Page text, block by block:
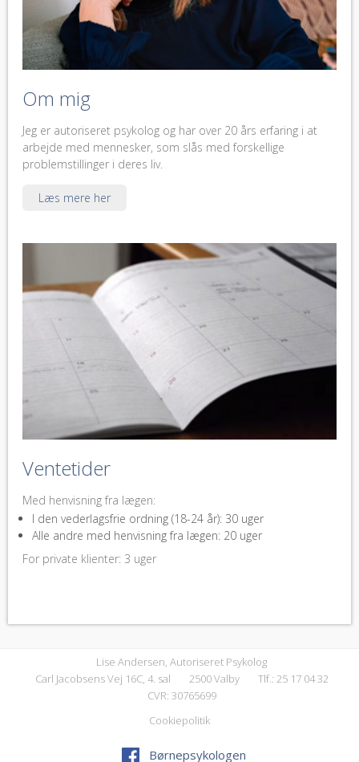
Om mig
Jeg er autoriseret psykolog og har over 20 års erfaring i at
arbejde med mennesker, som slås med forskellige
problemstillinger i deres liv.
Læs mere her
Ventetider
Med henvisning fra lægen:
I den vederlagsfrie ordning (18-24 år): 30 uger
Alle andre med henvisning fra lægen: 20 uger
For private klienter: 3 uger
Lise Andersen, Autoriseret Psykolog
Carl Jacobsens Vej 16C, 4. sal
2500 Valby
Tlf.: 25 17 04 32
CVR: 30765699
Cookiepolitik
Børnepsykologen